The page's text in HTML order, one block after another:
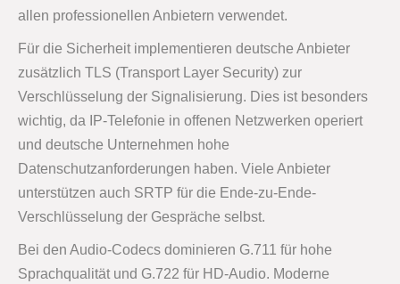
allen professionellen Anbietern verwendet.
Für die Sicherheit implementieren deutsche Anbieter
zusätzlich TLS (Transport Layer Security) zur
Verschlüsselung der Signalisierung. Dies ist besonders
wichtig, da IP-Telefonie in offenen Netzwerken operiert
und deutsche Unternehmen hohe
Datenschutzanforderungen haben. Viele Anbieter
unterstützen auch SRTP für die Ende-zu-Ende-
Verschlüsselung der Gespräche selbst.
Bei den Audio-Codecs dominieren G.711 für hohe
Sprachqualität und G.722 für HD-Audio. Moderne